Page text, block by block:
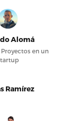
Alomá
en un
Ramírez